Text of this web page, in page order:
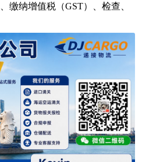
缴纳增值税（GST）、检查、